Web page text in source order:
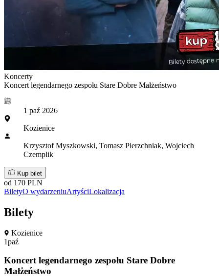
Koncerty
Koncert legendarnego zespołu Stare Dobre Małżeństwo
1 paź 2026
Kozienice
Krzysztof Myszkowski, Tomasz Pierzchniak, Wojciech
Czemplik
Kup bilet
od 170 PLN
BiletyO wydarzeniuArtyściLokalizacja
Bilety
Kozienice
1paź
Koncert legendarnego zespołu Stare Dobre
Małżeństwo